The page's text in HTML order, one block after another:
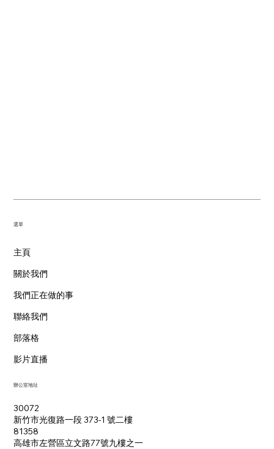
主頁
關於我們
我們正在做的事
聯絡我們
部落格
影片直播
​選單
辦公室地址
30072
新竹市光復路一段 373-1 號二樓
81358
​高雄市左營區立文路77號九樓之一